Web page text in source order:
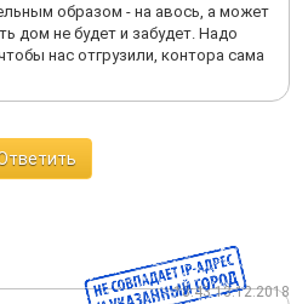
образом - на авось, а может
дом не будет и забудет. Надо
нас отгрузили, контора сама
18:43 13.12.2018